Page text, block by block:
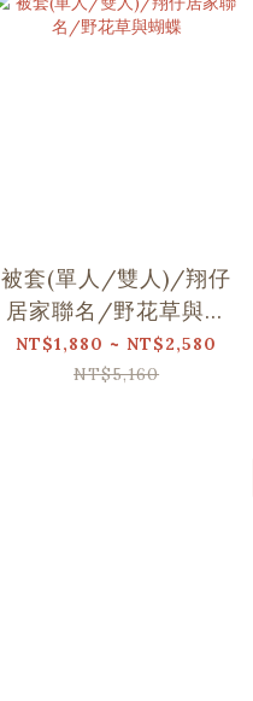
被套(單人/雙人)/翔仔
居家聯名/野花草與蝴
蝶
NT$1,880 ~ NT$2,580
NT$5,160